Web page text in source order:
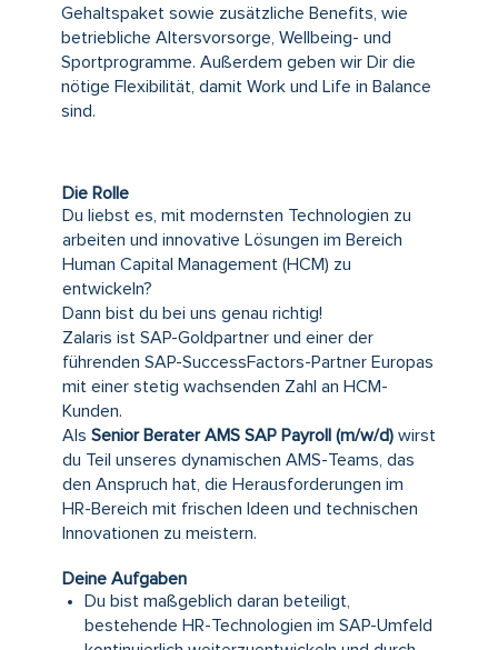
Gehaltspaket sowie zusätzliche Benefits, wie
betriebliche Altersvorsorge, Wellbeing- und
Sportprogramme. Außerdem geben wir Dir die
nötige Flexibilität, damit Work und Life in Balance
sind.
Die Rolle
Du liebst es, mit modernsten Technologien zu
arbeiten und innovative Lösungen im Bereich
Human Capital Management (HCM) zu
entwickeln?
Dann bist du bei uns genau richtig!
Zalaris ist SAP-Goldpartner und einer der
führenden SAP-SuccessFactors-Partner Europas
mit einer stetig wachsenden Zahl an HCM-
Kunden.
Als Senior Berater AMS SAP Payroll (m/w/d) wirst
du Teil unseres dynamischen AMS-Teams, das
den Anspruch hat, die Herausforderungen im
HR-Bereich mit frischen Ideen und technischen
Innovationen zu meistern.
Deine Aufgaben
Du bist maßgeblich daran beteiligt,
bestehende HR-Technologien im SAP-Umfeld